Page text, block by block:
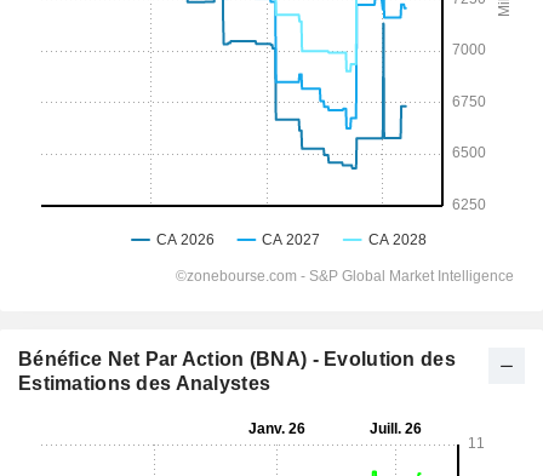
Bénéfice Net Par Action (BNA) - Evolution des
Estimations des Analystes